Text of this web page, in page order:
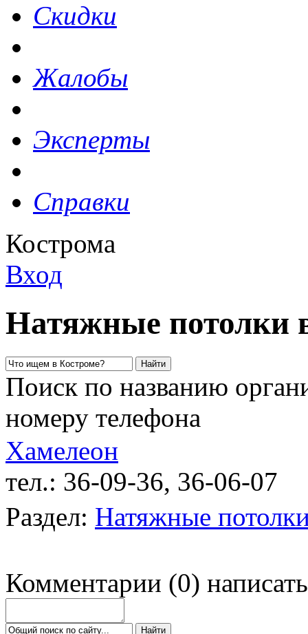
Скидки
Жалобы
Эксперты
Справки
Кострома
Вход
Натяжные потолки
Поиск по названию
номеру телефона
Хамелеон
тел.: 36-09-36, 36-06-07
Раздел: Натяжные
Комментарии (0) написать